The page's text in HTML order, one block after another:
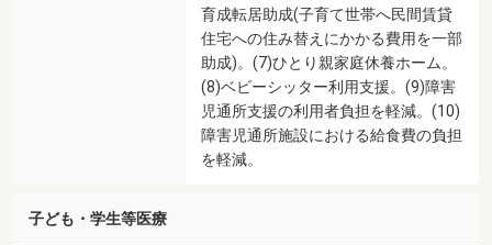
育成転居助成(子育て世帯へ民間賃貸
住宅への住み替えにかかる費用を一部
助成)。(7)ひとり親家庭休養ホーム。
(8)ベビーシッター利用支援。(9)障害
児通所支援の利用者負担を軽減。(10)
障害児通所施設における給食費の負担
を軽減。
子ども・学生等医療